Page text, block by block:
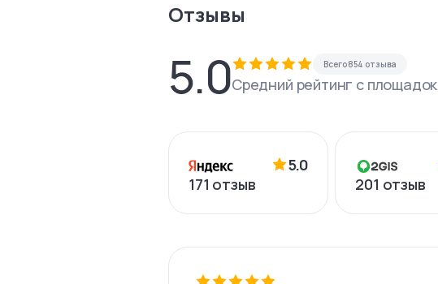
Отзывы
5.0 Всего854 отзыва
Средний рейтинг с площадок
5.0
171 отзыв
201 отзыв